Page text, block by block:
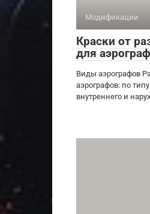
Модификации
Краски от
для
Виды аэрографов
аэрографов: по
внутреннего и